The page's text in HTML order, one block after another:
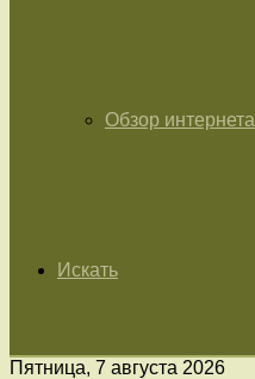
Обзор интернета
Искать
Пятница, 7 августа 2026